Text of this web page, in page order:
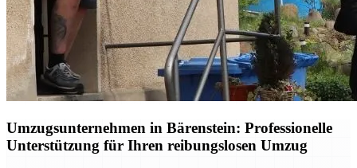
Umzugsunternehmen in Bärenstein: Professionelle
Unterstützung für Ihren reibungslosen Umzug